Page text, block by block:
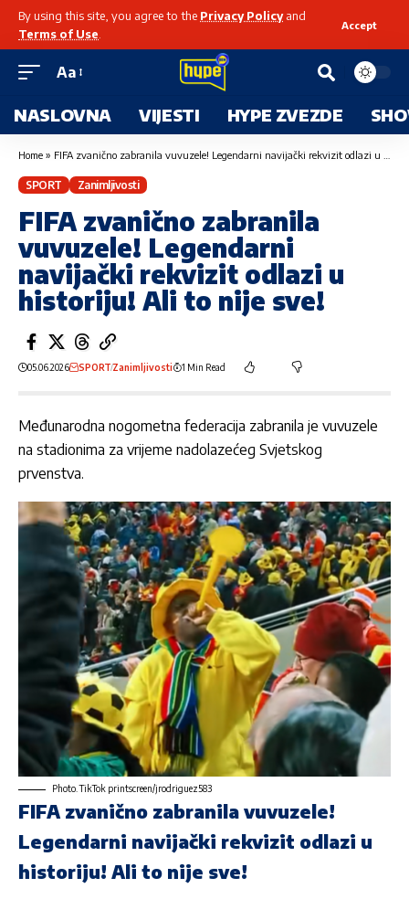
By using this site, you agree to the Privacy Policyand
Terms of Use
Accept
Aa
NASLOVNA VIJESTI HYPE ZVEZDE
Home » FIFA zvanično zabranila vuvuzele! Legendarni navijački rekvizit odlazi u historiju! Ali to nije sve!
SPORT Zanimljivosti
FIFA zvanično zabranila
vuvuzele! Legendarni
navijački rekvizit odlazi u
historiju! Ali to nije sve!
05.06.2026 SPORTZanimljivosti 1 Min Read
Međunarodna nogometna federacija zabranila je vuvuzele
na stadionima za vrijeme nadolazećeg Svjetskog
prvenstva.
Photo. TikTok printscreen/jrodriguez583
FIFA zvanično zabranila vuvuzele!
Legendarni navijački rekvizit odlazi u
historiju! Ali to nije sve!